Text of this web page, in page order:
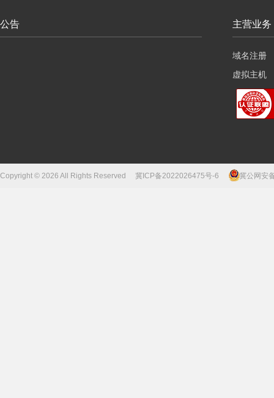
公告 主营业务
域名注册
虚拟主机
云服务器
Copyright © 2026 All Rights Reserved 冀ICP备2022026475号-6 冀公网安备